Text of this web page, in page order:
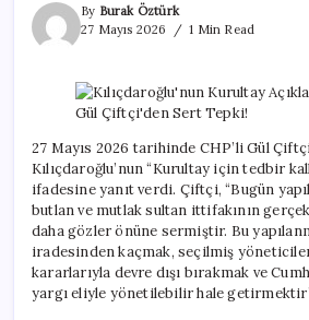
By Burak Öztürk
27 Mayıs 2026
1 Min Read
27 Mayıs 2026 tarihinde CHP’li Gül
Kılıçdaroğlu’nun “Kurultay için tedbir
ifadesine yanıt verdi. Çiftçi, “Bugün
butlan ve mutlak sultan ittifakının
daha gözler önüne sermiştir. Bu
iradesinden kaçmak, seçilmiş
kararlarıyla devre dışı bırakmak ve
yargı eliyle yönetilebilir hale